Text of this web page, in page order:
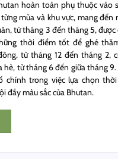
hoàn toàn phụ thuộc vào
mùa và khu vực, mang đến
từ tháng 3 đến tháng 5, được
thời điểm tốt để ghé
từ tháng 12 đến tháng 2,
hè, từ tháng 6 đến giữa tháng
chính trong việc lựa chọn
đầy màu sắc của Bhutan.